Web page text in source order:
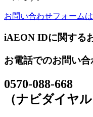
お問い合わせフォーム
iAEON IDに関する
お電話でのお問い合
0570-088-668
（ナビダイヤ